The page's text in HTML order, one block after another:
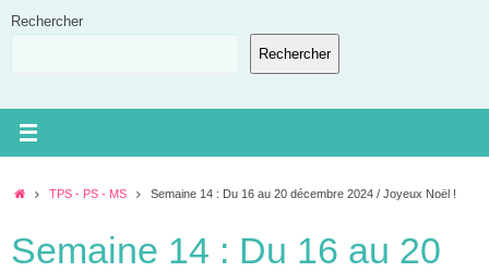
Rechercher
Rechercher
AccueilTPS - PS - MS Semaine 14 : Du 16 au 20 décembre 2024 / Joyeux Noël !
Semaine 14 : Du 16 au 20